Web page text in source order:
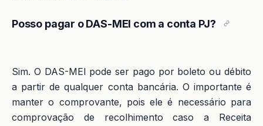
Posso pagar o DAS-MEI com a conta PJ?
Sim. O DAS-MEI pode ser pago por boleto ou débito
a partir de qualquer conta bancária. O importante é
manter o comprovante, pois ele é necessário para
comprovação de recolhimento caso a Receita